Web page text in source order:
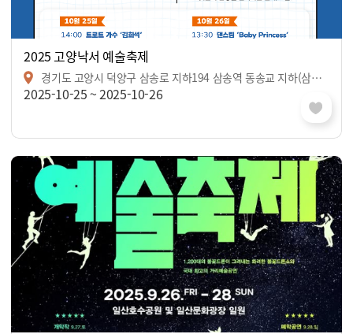
2025 고양낙서 예술축제
경기도 고양시 덕양구 삼송로 지하194 삼송역 동송교 지하(삼송역 3번출구 인근)
2025-10-25 ~ 2025-10-26